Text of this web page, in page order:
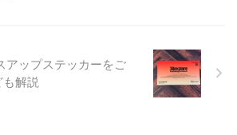
アップステッカーをご
も解説